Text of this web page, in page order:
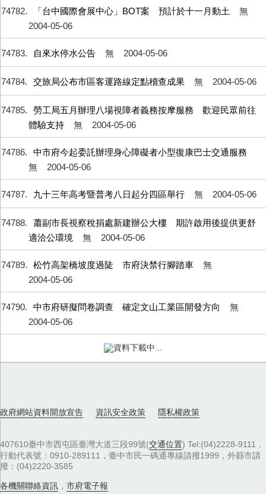
74782 「台中國際會展中心」BOT案 預計於十一月動土
無
2004-05-06
74783 自來水停水公告 無 2004-05-06
74784 交旅局公布市區客運路線定點稽查成果 無 2004-05-06
74785
勞工局五月辦理八場視障者義務按摩服務 歡迎民眾前往
體驗支持
無 2004-05-06
74786
中市府今起委託辦理身心障礙者小型復康巴士交通服務
無
2004-05-06
74787 九十三年高考暨普考八日起分四區舉行 無 2004-05-06
74788
蕭副市長視察稅捐處新建辦公大樓 期許啟用後提供更舒
適洽公環境
無 2004-05-06
74789 松竹高架橋坡度過陡 市府決禁行腳踏車
無
2004-05-06
74790 中市府研擬問卷調查 確定文山工業區開發方向
無
2004-05-06
資料下載中...
政府網站資料開放宣告 資訊安全政策 隱私權政策
407610臺中市西屯區臺灣大道三段99號(交通位置) Tel:(04)2228-9111．
行動代表號：0910-289111，臺中市民一碼通專線請撥1999，外縣市請
撥：(04)2220-3585
各機關聯絡資訊 ， 市府電子報